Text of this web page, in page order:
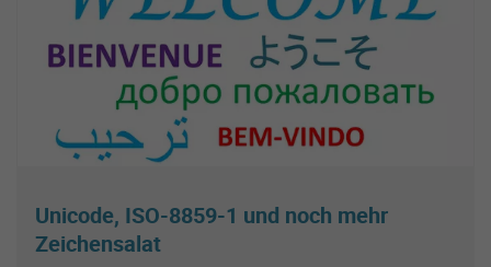
Unicode, ISO-8859-1 und noch mehr
Zeichensalat